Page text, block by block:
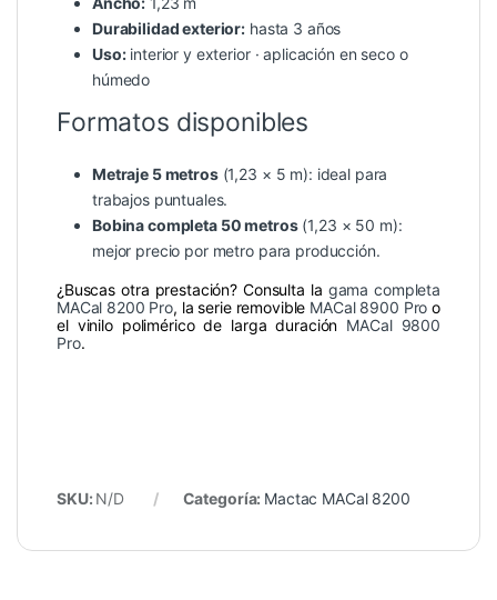
Durabilidad exterior: hasta 3 años
Uso:interior y exterior · aplicación en seco o
húmedo
Formatos disponibles
Metraje 5 metros(1,23 × 5 m): ideal para
trabajos puntuales.
Bobina completa 50 metros(1,23 × 50 m):
mejor precio por metro para producción.
¿Buscas otra prestación? Consulta la gama completa
MACal 8200 Pro, la serie removible MACal 8900 Pro o
el vinilo polimérico de larga duración MACal 9800
Pro.
SKU: N/D Categoría: Mactac MACal 8200